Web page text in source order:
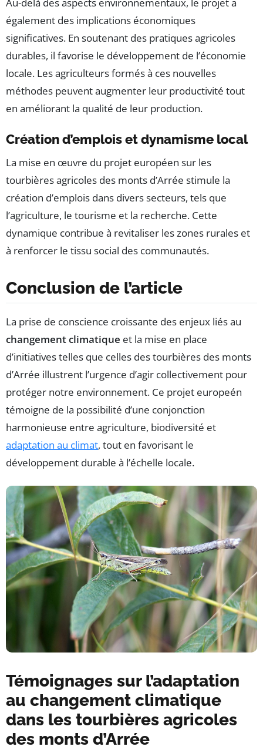
Au-delà des aspects environnementaux, le projet a
également des implications économiques
significatives. En soutenant des pratiques agricoles
durables, il favorise le développement de l’économie
locale. Les agriculteurs formés à ces nouvelles
méthodes peuvent augmenter leur productivité tout
en améliorant la qualité de leur production.
Création d’emplois et dynamisme local
La mise en œuvre du projet européen sur les
tourbières agricoles des monts d’Arrée stimule la
création d’emplois dans divers secteurs, tels que
l’agriculture, le tourisme et la recherche. Cette
dynamique contribue à revitaliser les zones rurales et
à renforcer le tissu social des communautés.
Conclusion de l’article
La prise de conscience croissante des enjeux liés au
changement climatique et la mise en place
d’initiatives telles que celles des tourbières des monts
d’Arrée illustrent l’urgence d’agir collectivement pour
protéger notre environnement. Ce projet europeén
témoigne de la possibilité d’une conjonction
harmonieuse entre agriculture, biodiversité et
adaptation au climat, tout en favorisant le
développement durable à l’échelle locale.
Témoignages sur l’adaptation
au changement climatique
dans les tourbières agricoles
des monts d’Arrée